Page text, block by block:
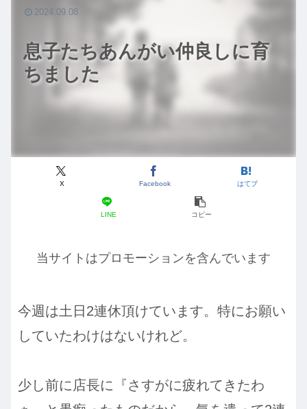
息子たちあんがい仲良しに育
ちました
X Facebook はてブ
LINE コピー
2024.09.08
当サイトはプロモーションを含んでいます
今週は土日2連休頂けています。特にお願い
していたわけはないけれど。
少し前に店長に『さすがに疲れてきたわ